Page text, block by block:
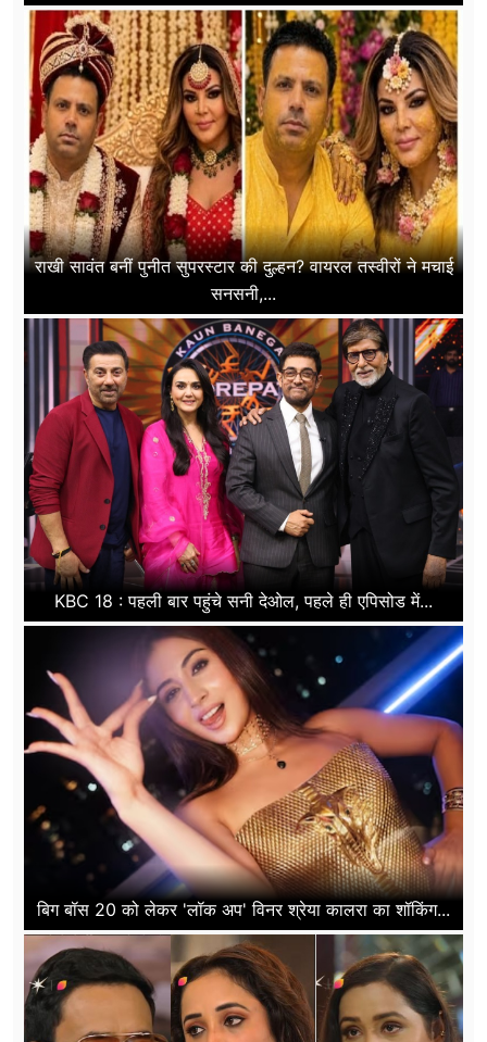
राखी सावंत बनीं पुनीत सुपरस्टार की दुल्हन? वायरल तस्वीरों ने मचाई
सनसनी,...
KBC 18 : पहली बार पहुंचे सनी देओल, पहले ही एपिसोड में...
बिग बॉस 20 को लेकर 'लॉक अप' विनर श्रेया कालरा का शॉकिंग...